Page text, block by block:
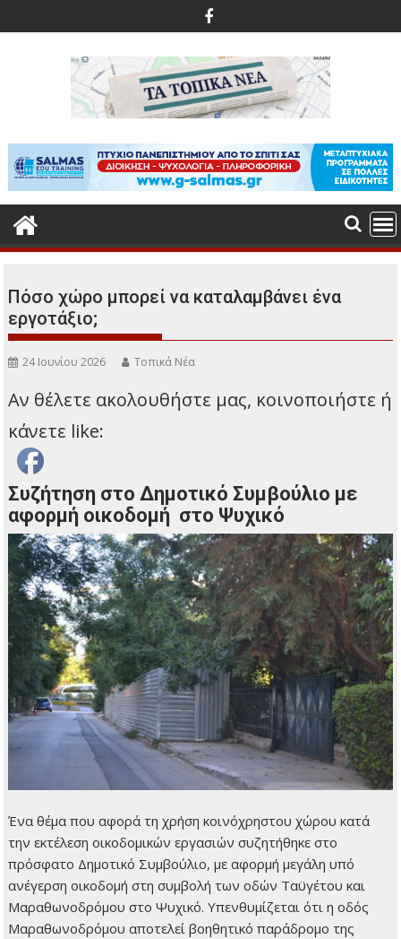
στο
περιεχόμενο
Πόσο χώρο μπορεί να καταλαμβάνει ένα
εργοτάξιο;
24 Ιουνίου 2026 Τοπικά Νέα
Αν θέλετε ακολουθήστε μας, κοινοποιήστε ή
κάνετε like:
Συζήτηση στο Δημοτικό Συμβούλιο με
αφορμή οικοδομή στο Ψυχικό
Ένα θέμα που αφορά τη χρήση κοινόχρηστου χώρου κατά
την εκτέλεση οικοδομικών εργασιών συζητήθηκε στο
πρόσφατο Δημοτικό Συμβούλιο, με αφορμή μεγάλη υπό
ανέγερση οικοδομή στη συμβολή των οδών Ταϋγέτου και
Μαραθωνοδρόμου στο Ψυχικό. Υπενθυμίζεται ότι η οδός
Μαραθωνοδρόμου αποτελεί βοηθητικό παράδρομο της